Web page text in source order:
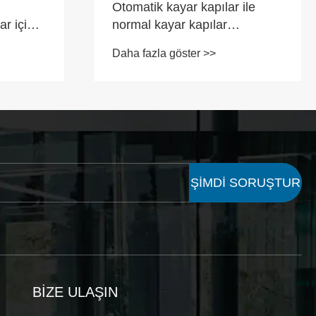
için
Otomatik kayar kapılar ile
normal kayar kapılar
Daha fazla göster >>
ŞİMDİ SORUŞTUR
BIZE ULAŞIN